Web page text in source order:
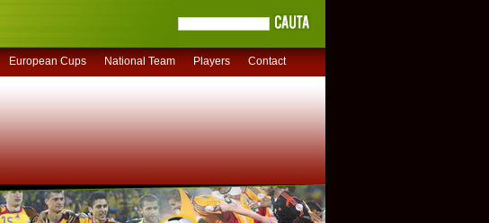
European Cups National Team Players Contact